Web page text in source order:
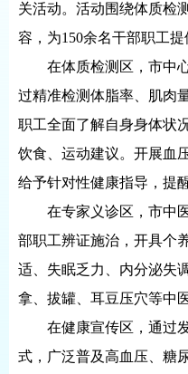
关活动。活动围绕体质检
容，为150余名干部职工提
在体质检测区，市中
过精准检测体脂率、肌肉
职工全面了解自身身体状
饮食、运动建议。开展血
给予针对性健康指导，提
在专家义诊区，市中
部职工辨证施治，开具个
适、失眠乏力、内分泌失
拿、拔罐、耳豆压穴等中
在健康宣传区，通过
式，广泛普及高血压、糖